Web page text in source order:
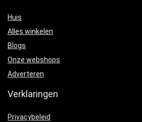
Huis
Alles winkelen
Blogs
Onze webshops
Adverteren
Verklaringen
Privacybeleid